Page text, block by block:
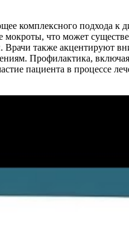
комплексного подхода
что может
также акцентируют
Профилактика,
пациента в процессе